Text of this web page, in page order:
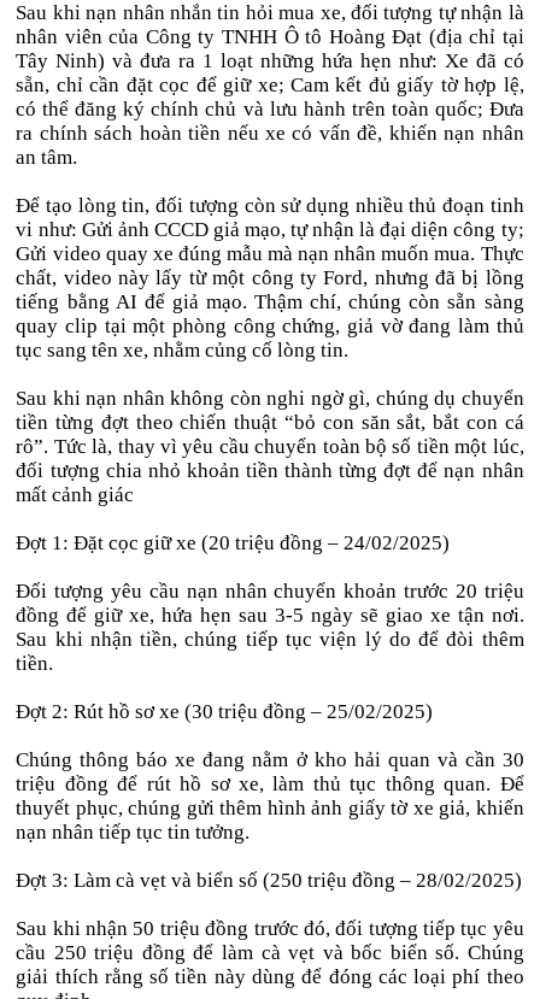
Sau khi nạn nhân nhắn tin hỏi mua xe, đối tượng tự nhận là
nhân viên của Công ty TNHH Ô tô Hoàng Đạt (địa chỉ tại
Tây Ninh) và đưa ra 1 loạt những hứa hẹn như: Xe đã có
sẵn, chỉ cần đặt cọc để giữ xe; Cam kết đủ giấy tờ hợp lệ,
có thể đăng ký chính chủ và lưu hành trên toàn quốc; Đưa
ra chính sách hoàn tiền nếu xe có vấn đề, khiến nạn nhân
an tâm.
Để tạo lòng tin, đối tượng còn sử dụng nhiều thủ đoạn tinh
vi như: Gửi ảnh CCCD giả mạo, tự nhận là đại diện công ty;
Gửi video quay xe đúng mẫu mà nạn nhân muốn mua. Thực
chất, video này lấy từ một công ty Ford, nhưng đã bị lồng
tiếng bằng AI để giả mạo. Thậm chí, chúng còn sẵn sàng
quay clip tại một phòng công chứng, giả vờ đang làm thủ
tục sang tên xe, nhằm củng cố lòng tin.
Sau khi nạn nhân không còn nghi ngờ gì, chúng dụ chuyển
tiền từng đợt theo chiến thuật “bỏ con săn sắt, bắt con cá
rô”. Tức là, thay vì yêu cầu chuyển toàn bộ số tiền một lúc,
đối tượng chia nhỏ khoản tiền thành từng đợt để nạn nhân
mất cảnh giác
Đợt 1: Đặt cọc giữ xe (20 triệu đồng – 24/02/2025)
Đối tượng yêu cầu nạn nhân chuyển khoản trước 20 triệu
đồng để giữ xe, hứa hẹn sau 3-5 ngày sẽ giao xe tận nơi.
Sau khi nhận tiền, chúng tiếp tục viện lý do để đòi thêm
tiền.
Đợt 2: Rút hồ sơ xe (30 triệu đồng – 25/02/2025)
Chúng thông báo xe đang nằm ở kho hải quan và cần 30
triệu đồng để rút hồ sơ xe, làm thủ tục thông quan. Để
thuyết phục, chúng gửi thêm hình ảnh giấy tờ xe giả, khiến
nạn nhân tiếp tục tin tưởng.
Đợt 3: Làm cà vẹt và biển số (250 triệu đồng – 28/02/2025)
Sau khi nhận 50 triệu đồng trước đó, đối tượng tiếp tục yêu
cầu 250 triệu đồng để làm cà vẹt và bốc biển số. Chúng
giải thích rằng số tiền này dùng để đóng các loại phí theo